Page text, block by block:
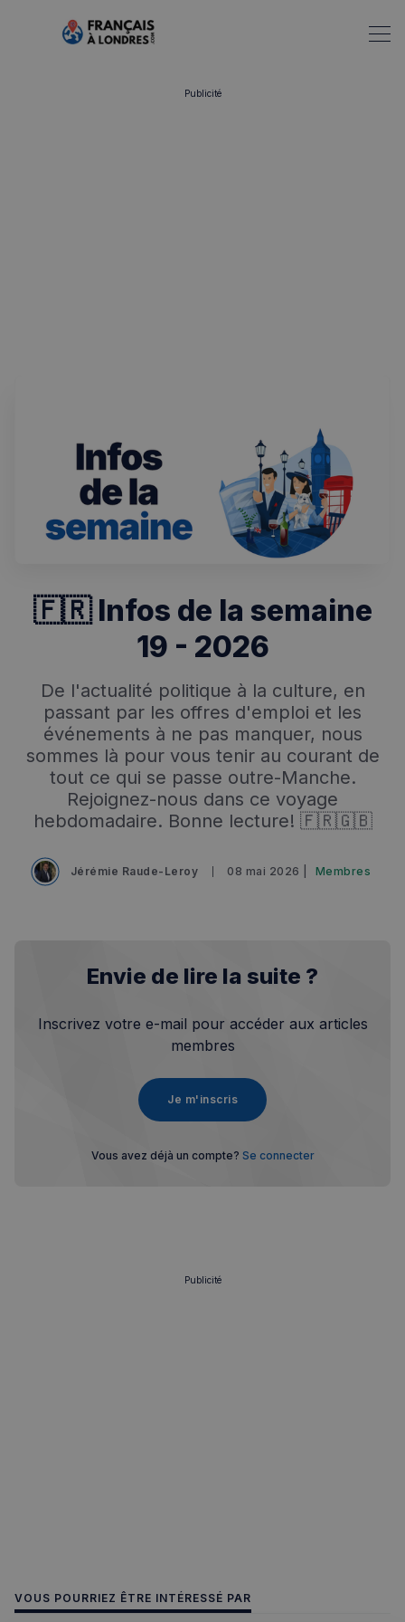
Recherche ✨ Chatbot IA
Rechercher dans Français à Londres - Magazine
Annuaire des professionnels
Publicité
🇫🇷 Infos de la semaine
19 - 2026
De l'actualité politique à la culture, en
passant par les offres d'emploi et les
événements à ne pas manquer, nous
sommes là pour vous tenir au courant de
tout ce qui se passe outre-Manche.
Rejoignez-nous dans ce voyage
hebdomadaire. Bonne lecture! 🇫🇷🇬🇧
Jérémie Raude-Leroy 08 mai 2026 | Membres
Envie de lire la suite ?
Inscrivez votre e-mail pour accéder aux articles
membres
Je m'inscris
Vous avez déjà un compte? Se connecter
Publicité
VOUS POURRIEZ ÊTRE INTÉRESSÉ PAR